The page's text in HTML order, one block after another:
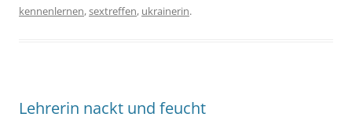
kennenlernen,sextreffen, ukrainerin.
Lehrerin nackt und feucht